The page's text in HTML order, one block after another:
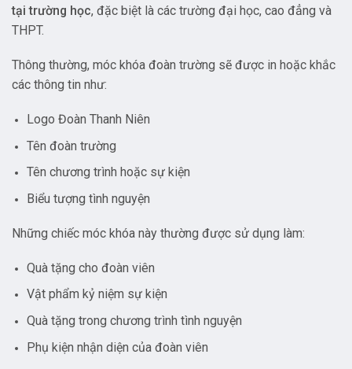
tại trường học, đặc biệt là các trường đại học, cao đẳng và
THPT.
Thông thường, móc khóa đoàn trường sẽ được in hoặc khắc
các thông tin như:
Logo Đoàn Thanh Niên
Tên đoàn trường
Tên chương trình hoặc sự kiện
Biểu tượng tình nguyện
Những chiếc móc khóa này thường được sử dụng làm:
Quà tặng cho đoàn viên
Vật phẩm kỷ niệm sự kiện
Quà tặng trong chương trình tình nguyện
Phụ kiện nhận diện của đoàn viên